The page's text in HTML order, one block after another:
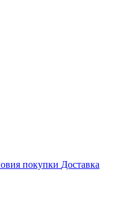
покупки Доставка